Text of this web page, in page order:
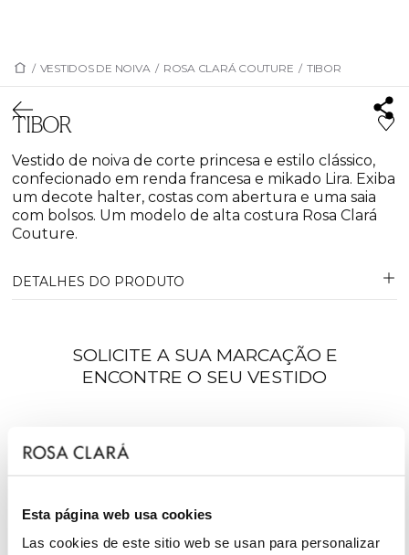
Esta página web usa cookies
Las cookies de este sitio web se usan para personalizar
/ VESTIDOS DE NOIVA / ROSA CLARÁ COUTURE / TIBOR
TIBOR
Vestido de noiva de corte princesa e estilo clássico,
confecionado em renda francesa e mikado Lira. Exiba
um decote halter, costas com abertura e uma saia
com bolsos. Um modelo de alta costura Rosa Clará
Couture.
DETALHES DO PRODUTO
SOLICITE A SUA MARCAÇÃO E
ENCONTRE O SEU VESTIDO